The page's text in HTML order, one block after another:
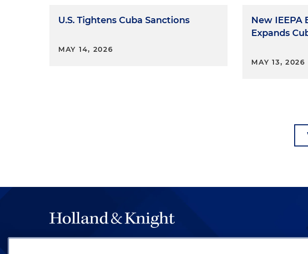
U.S. Tightens Cuba Sanctions
MAY 14, 2026
New IEEPA
Expands
MAY 13, 2026